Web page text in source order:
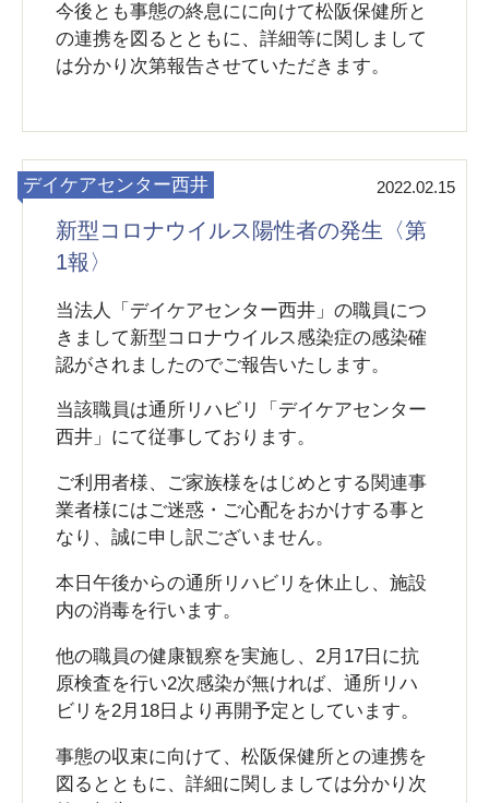
今後とも事態の終息にに向けて松阪保健所と
の連携を図るとともに、詳細等に関しまして
は分かり次第報告させていただきます。
デイケアセンター西井 2022.02.15
新型コロナウイルス陽性者の発生〈第
1報〉
当法人「デイケアセンター西井」の職員につ
きまして新型コロナウイルス感染症の感染確
認がされましたのでご報告いたします。
当該職員は通所リハビリ「デイケアセンター
西井」にて従事しております。
ご利用者様、ご家族様をはじめとする関連事
業者様にはご迷惑・ご心配をおかけする事と
なり、誠に申し訳ございません。
本日午後からの通所リハビリを休止し、施設
内の消毒を行います。
他の職員の健康観察を実施し、2月17日に抗
原検査を行い2次感染が無ければ、通所リハ
ビリを2月18日より再開予定としています。
事態の収束に向けて、松阪保健所との連携を
図るとともに、詳細に関しましては分かり次